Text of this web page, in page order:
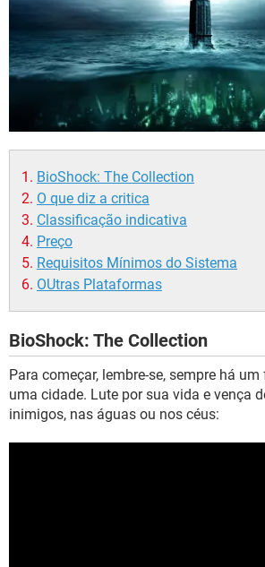
BioShock: The Collection
O que diz a critica
Classificação indicativa
Preço
Requisitos Mínimos do Sistema
OUtras Plataformas
BioShock: The Collection
Para começar, lembre-se, sempre há
uma cidade. Lute por sua vida e vença
inimigos, nas águas ou nos céus: